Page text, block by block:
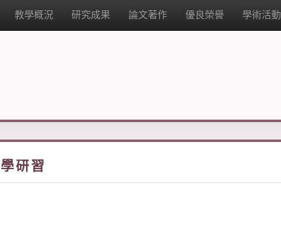
教學概況 研究成果 論文著作 優良榮譽 學術活動
研習